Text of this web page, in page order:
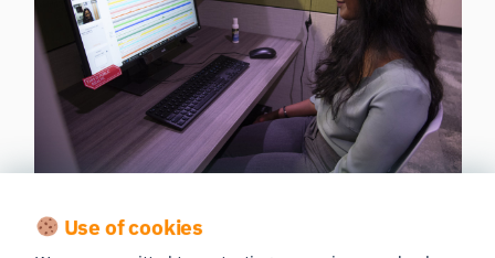
Für iMotions erwies sich die Studie als ideales
Testfeld für die Entwicklung eines
Moduls
Use of cookies